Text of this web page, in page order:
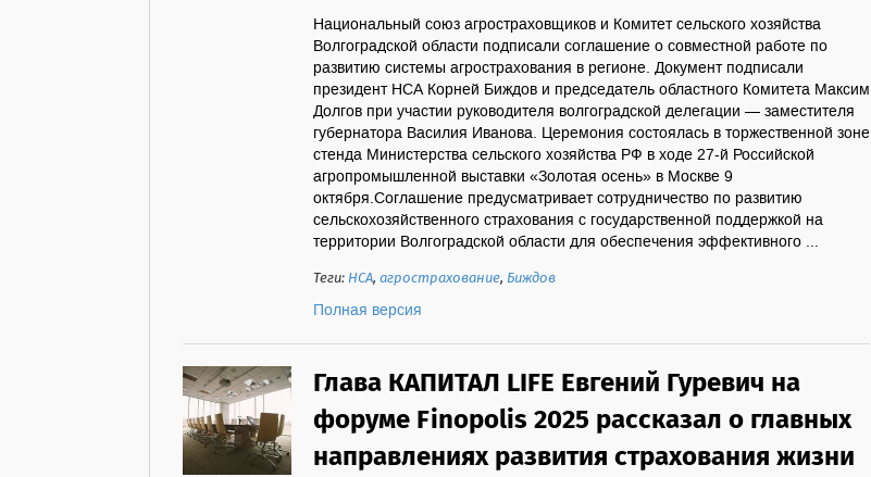
Национальный союз агростраховщиков и Комитет сельского хозяйства
Волгоградской области подписали соглашение о совместной работе по
развитию системы агрострахования в регионе. Документ подписали
президент НСА Корней Биждов и председатель областного Комитета Максим
Долгов при участии руководителя волгоградской делегации — заместителя
губернатора Василия Иванова. Церемония состоялась в торжественной зоне
стенда Министерства сельского хозяйства РФ в ходе 27-й Российской
агропромышленной выставки «Золотая осень» в Москве 9
октября.Соглашение предусматривает сотрудничество по развитию
сельскохозяйственного страхования с государственной поддержкой на
территории Волгоградской области для обеспечения эффективного ...
Теги:НСА,агрострахование, Биждов
Полная версия
Глава КАПИТАЛ LIFE Евгений Гуревич на
форуме Finopolis 2025 рассказал о главных
направлениях развития страхования жизни